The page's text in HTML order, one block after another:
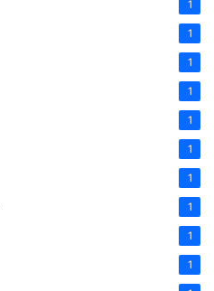
1
1
1
1
1
1
1
1
1
1